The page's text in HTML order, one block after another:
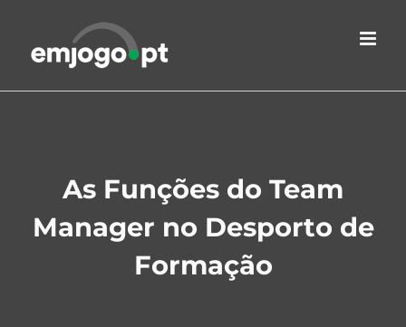
content
As Funções do Team
Manager no Desporto de
Formação